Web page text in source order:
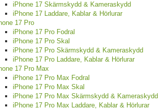
iPhone 17 Skärmskydd & Kameraskydd
iPhone 17 Laddare, Kablar & Hörlurar
17 Pro
iPhone 17 Pro Fodral
iPhone 17 Pro Skal
iPhone 17 Pro Skärmskydd & Kameraskydd
iPhone 17 Pro Laddare, Kablar & Hörlurar
17 Pro Max
iPhone 17 Pro Max Fodral
iPhone 17 Pro Max Skal
iPhone 17 Pro Max Skärmskydd & Kameraskydd
iPhone 17 Pro Max Laddare, Kablar & Hörlurar